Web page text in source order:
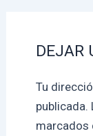
DEJAR
Tu
publicada.
marcados